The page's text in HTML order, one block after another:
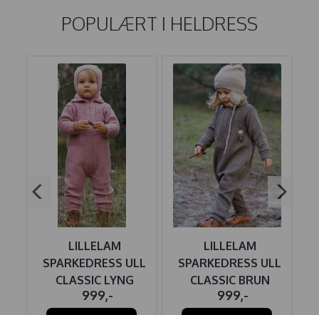
POPULÆRT I HELDRESS
LILLELAM
SPARKEDRESS ULL
CLASSIC LYNG
999,-
LILLELAM
SPARKEDRESS ULL
CLASSIC BRUN
999,-